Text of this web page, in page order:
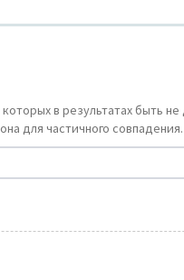
в результатах быть
для частичного совпадения.